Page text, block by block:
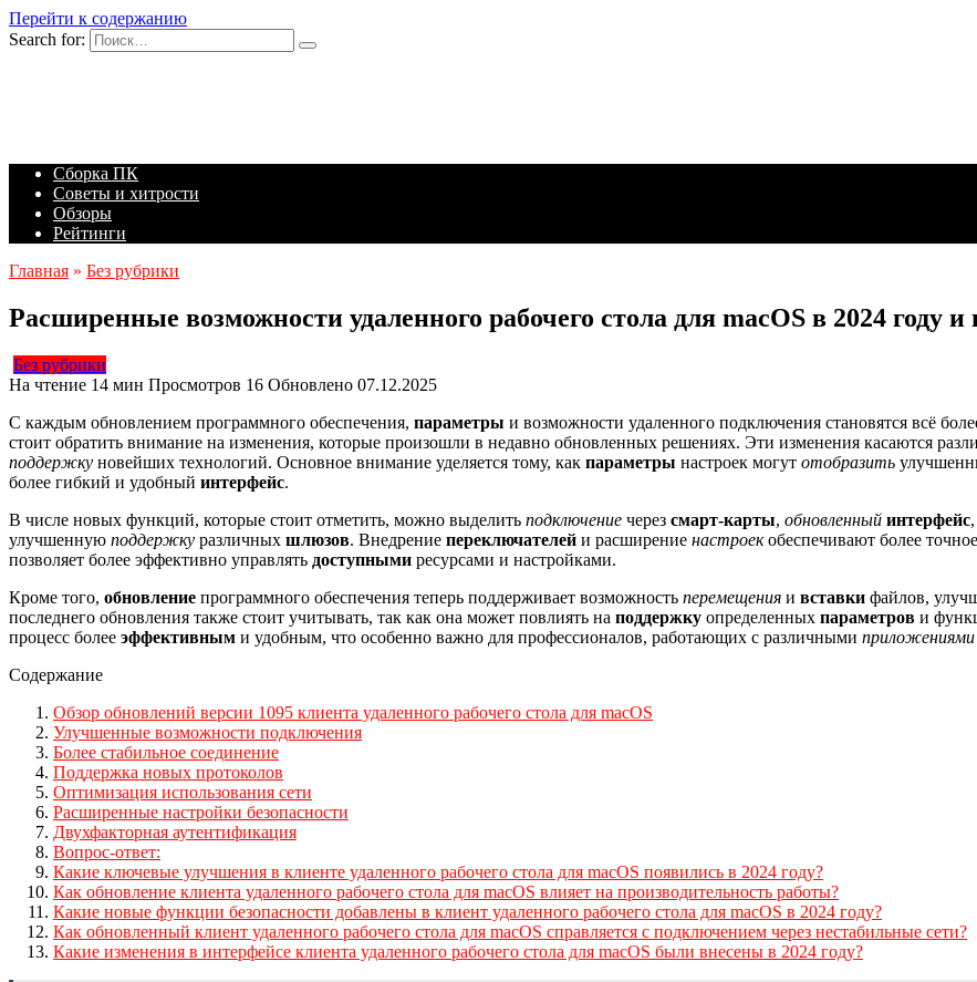
Перейти к содержанию
Search for:
Сборка ПК
Советы и хитрости
Обзоры
Рейтинги
Главная » Без рубрики
Расширенные возможности удаленного рабочего стола для macOS в 2024 году
Без рубрики
На чтение 14 мин Просмотров 16 Обновлено 07.12.2025
С каждым обновлением программного обеспечения, параметры и возможности удаленного подключения становятся всё
стоит обратить внимание на изменения, которые произошли в недавно обновленных решениях. Эти изменения касаются
поддержку новейших технологий. Основное внимание уделяется тому, как параметры настроек могут отобразить
более гибкий и удобный интерфейс.
В числе новых функций, которые стоит отметить, можно выделить подключение через смарт-карты, обновленный интерфейс
улучшенную поддержку различных шлюзов. Внедрение переключателей и расширение настроекобеспечивают более
позволяет более эффективно управлять доступными ресурсами и настройками.
Кроме того, обновление программного обеспечения теперь поддерживает возможность перемещения и вставки файлов,
последнего обновления также стоит учитывать, так как она может повлиять на поддержку определенных параметров и
процесс более эффективным и удобным, что особенно важно для профессионалов, работающих с различными приложениями
Содержание
Обзор обновлений версии 1095 клиента удаленного рабочего стола для macOS
Улучшенные возможности подключения
Более стабильное соединение
Поддержка новых протоколов
Оптимизация использования сети
Расширенные настройки безопасности
Двухфакторная аутентификация
Вопрос-ответ:
Какие ключевые улучшения в клиенте удаленного рабочего стола для macOS появились в 2024 году?
Как обновление клиента удаленного рабочего стола для macOS влияет на производительность работы?
Какие новые функции безопасности добавлены в клиент удаленного рабочего стола для macOS в 2024 году?
Как обновленный клиент удаленного рабочего стола для macOS справляется с подключением через нестабильные сети?
Какие изменения в интерфейсе клиента удаленного рабочего стола для macOS были внесены в 2024 году?